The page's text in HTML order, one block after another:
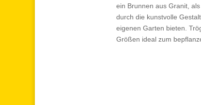
ein Brunnen aus Granit,
durch die kunstvolle
eigenen Garten bieten.
Größen ideal zum